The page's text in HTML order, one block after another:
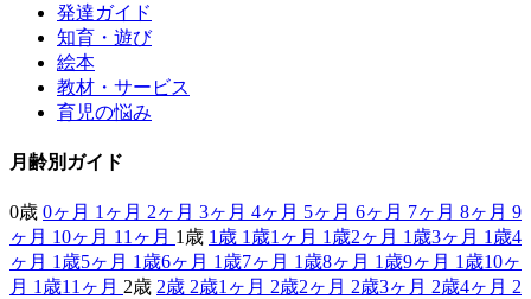
発達ガイド
知育・遊び
絵本
教材・サービス
育児の悩み
月齢別ガイド
0歳 0ヶ月 1ヶ月 2ヶ月 3ヶ月 4ヶ月 5ヶ月 6ヶ月 7ヶ月 8ヶ月 9
ヶ月 10ヶ月 11ヶ月 1歳 1歳 1歳1ヶ月 1歳2ヶ月 1歳3ヶ月 1歳4
ヶ月 1歳5ヶ月 1歳6ヶ月 1歳7ヶ月 1歳8ヶ月 1歳9ヶ月 1歳10ヶ
月 1歳11ヶ月 2歳 2歳 2歳1ヶ月 2歳2ヶ月 2歳3ヶ月 2歳4ヶ月 2